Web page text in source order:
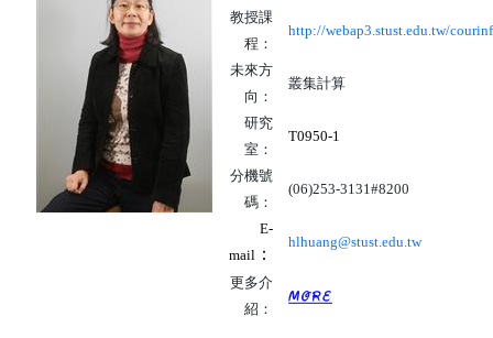
教授課
程：
http://webap3.stust.edu.tw/
未來方
向：
叢集計算
研究
室：
T0950-1
分機號
碼：
(06)253-3131#8200
E-
mail ：
hlhuang@stust.edu.tw
更多介
紹：